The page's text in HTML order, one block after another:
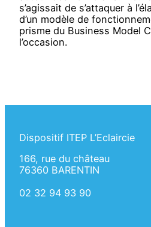
s’agissait de s’attaquer à
d’un modèle de
prisme du Business Model
l’occasion.
Dispositif ITEP L’Eclaircie
166, rue du château
76360 BARENTIN
02 32 94 93 90